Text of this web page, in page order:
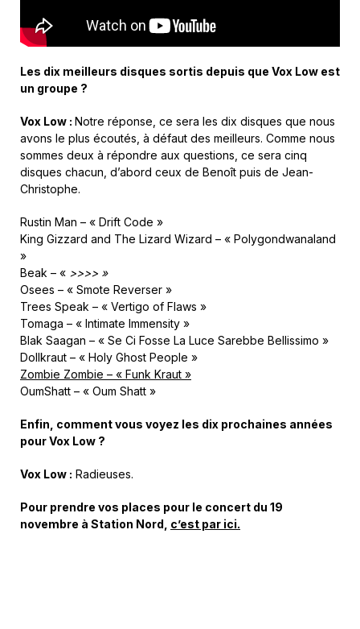
Les dix meilleurs disques sortis depuis que Vox Low est
un groupe ?
Vox Low : Notre réponse, ce sera les dix disques que nous
avons le plus écoutés, à défaut des meilleurs. Comme nous
sommes deux à répondre aux questions, ce sera cinq
disques chacun, d’abord ceux de Benoît puis de Jean-
Christophe.
Rustin Man – « Drift Code »
King Gizzard and The Lizard Wizard – « Polygondwanaland
»
Beak – « >>>> »
Osees – « Smote Reverser »
Trees Speak – « Vertigo of Flaws »
Tomaga – « Intimate Immensity »
Blak Saagan – « Se Ci Fosse La Luce Sarebbe Bellissimo »
Dollkraut – « Holy Ghost People »
Zombie Zombie – « Funk Kraut »
OumShatt – « Oum Shatt »
Enfin, commentvous voyez les dix prochaines années
pourVox Low ?
Vox Low : Radieuses.
Pour prendre vos places pour le concert du 19
novembre à Station Nord, c’est par ici.